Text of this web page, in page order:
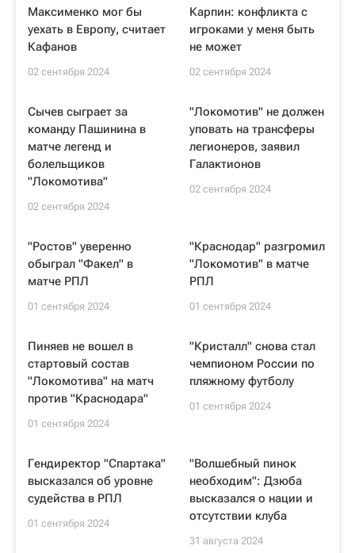
Максименко мог бы
уехать в Европу, считает
Кафанов
02 сентября 2024
Карпин: конфликта с
игроками у меня быть
не может
02 сентября 2024
Сычев сыграет за
команду Пашинина в
матче легенд и
болельщиков
"Локомотива"
02 сентября 2024
"Локомотив" не должен
уповать на трансферы
легионеров, заявил
Галактионов
02 сентября 2024
"Ростов" уверенно
обыграл "Факел" в
матче РПЛ
01 сентября 2024
"Краснодар" разгромил
"Локомотив" в матче
РПЛ
01 сентября 2024
Пиняев не вошел в
стартовый состав
"Локомотива" на матч
против "Краснодара"
01 сентября 2024
"Кристалл" снова стал
чемпионом России по
пляжному футболу
01 сентября 2024
Гендиректор "Спартака"
высказался об уровне
судейства в РПЛ
01 сентября 2024
"Волшебный пинок
необходим": Дзюба
высказался о нации и
отсутствии клуба
31 августа 2024